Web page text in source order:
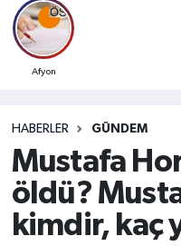
Afyon
HABERLER GÜNDEM
Mustafa
öldü?
kimdir, kaç
Ekonomi
Siyaset
Eğitim
Sağlık
Afyonkarahisar
Afyonkarahisar
Tüm Manşetler
Son Dakika